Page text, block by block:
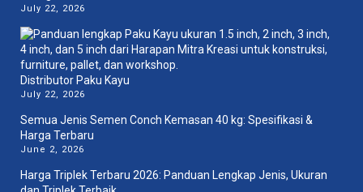
July 22, 2026
Distributor Paku Kayu
July 22, 2026
Semua Jenis Semen Conch Kemasan 40 kg: Spesifikasi &
Harga Terbaru
June 2, 2026
Harga Triplek Terbaru 2026: Panduan Lengkap Jenis, Ukuran